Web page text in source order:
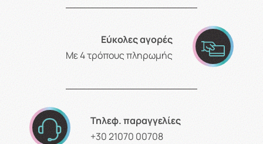
Εύκολες αγορές
Με 4 τρόπους πληρωμής
Τηλεφ. παραγγελίες
+30 21070 00708